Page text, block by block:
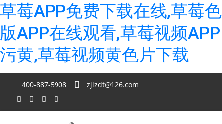
草莓APP免费下载在线,草莓色
版APP在线观看,草莓视频APP
污黄,草莓视频黄色片下载
400-887-5908 zjlzdt@126.com